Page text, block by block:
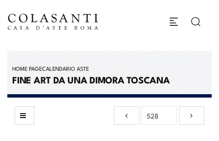
HOME PAGECALENDARIO ASTE
FINE ART DA UNA DIMORA TOSCANA